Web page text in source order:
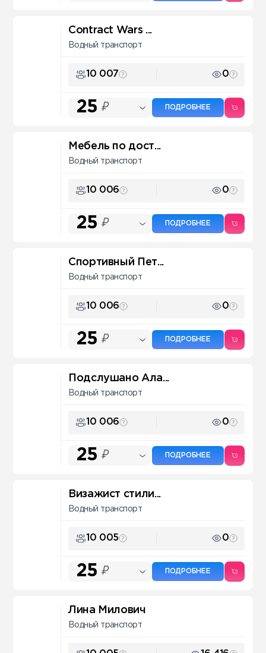
Contract Wars ...
Водный транспорт
10 007 0
25 ₽ ПОДРОБНЕЕ
Мебель по дост...
Водный транспорт
10 006 0
25 ₽ ПОДРОБНЕЕ
Спортивный Пет...
Водный транспорт
10 006 0
25 ₽ ПОДРОБНЕЕ
Подслушано Ала...
Водный транспорт
10 006 0
25 ₽ ПОДРОБНЕЕ
Визажист стили...
Водный транспорт
10 005 0
25 ₽ ПОДРОБНЕЕ
Лина Милович
Водный транспорт